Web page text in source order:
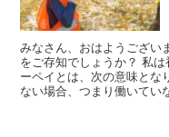
みなさん、おはようござい
をご存知でしょうか？ 私
ーペイとは、次の意味とな
ない場合、つまり働いてい